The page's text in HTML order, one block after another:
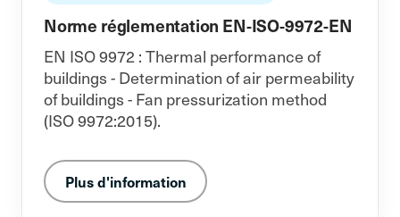
Norme réglementation EN-ISO-9972-EN
EN ISO 9972 : Thermal performance of
buildings - Determination of air permeability
of buildings - Fan pressurization method
(ISO 9972:2015).
Plus d'information